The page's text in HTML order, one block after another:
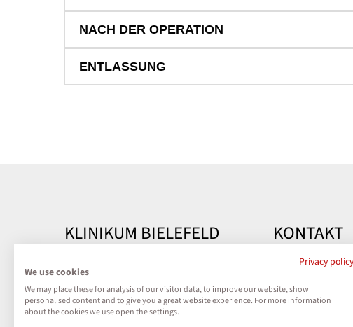
NACH DER OPERATION
ENTLASSUNG
KLINIKUM BIELEFELD
Impressum
KONTAKT
Klinikum
Teutoburger
33604 Bielefeld
Privacy policy
We use cookies
We may place these for analysis of our visitor data, to improve our website, show
personalised content and to give you a great website experience. For more information
about the cookies we use open the settings.